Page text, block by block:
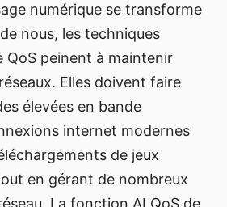
numérique se transforme
nous, les techniques
QoS peinent à maintenir
Elles doivent faire
élevées en bande
internet modernes
de jeux
en gérant de nombreux
La fonction AI QoS de